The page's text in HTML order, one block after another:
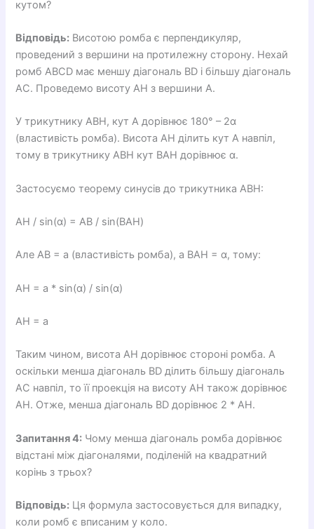
кутом?
Відповідь: Висотою ромба є перпендикуляр,
проведений з вершини на протилежну сторону. Нехай
ромб ABCD має меншу діагональ BD і більшу діагональ
AC. Проведемо висоту AH з вершини A.
У трикутнику ABH, кут A дорівнює 180° – 2α
(властивість ромба). Висота AH ділить кут A навпіл,
тому в трикутнику ABH кут BAH дорівнює α.
Застосуємо теорему синусів до трикутника ABH:
AH / sin(α) = AB / sin(BAH)
Але AB = a (властивість ромба), а BAH = α, тому:
AH = a * sin(α) / sin(α)
AH = a
Таким чином, висота AH дорівнює стороні ромба. А
оскільки менша діагональ BD ділить більшу діагональ
AC навпіл, то її проекція на висоту AH також дорівнює
AH. Отже, менша діагональ BD дорівнює 2 * AH.
Запитання 4: Чому менша діагональ ромба дорівнює
відстані між діагоналями, поділеній на квадратний
корінь з трьох?
Відповідь: Ця формула застосовується для випадку,
коли ромб є вписаним у коло.